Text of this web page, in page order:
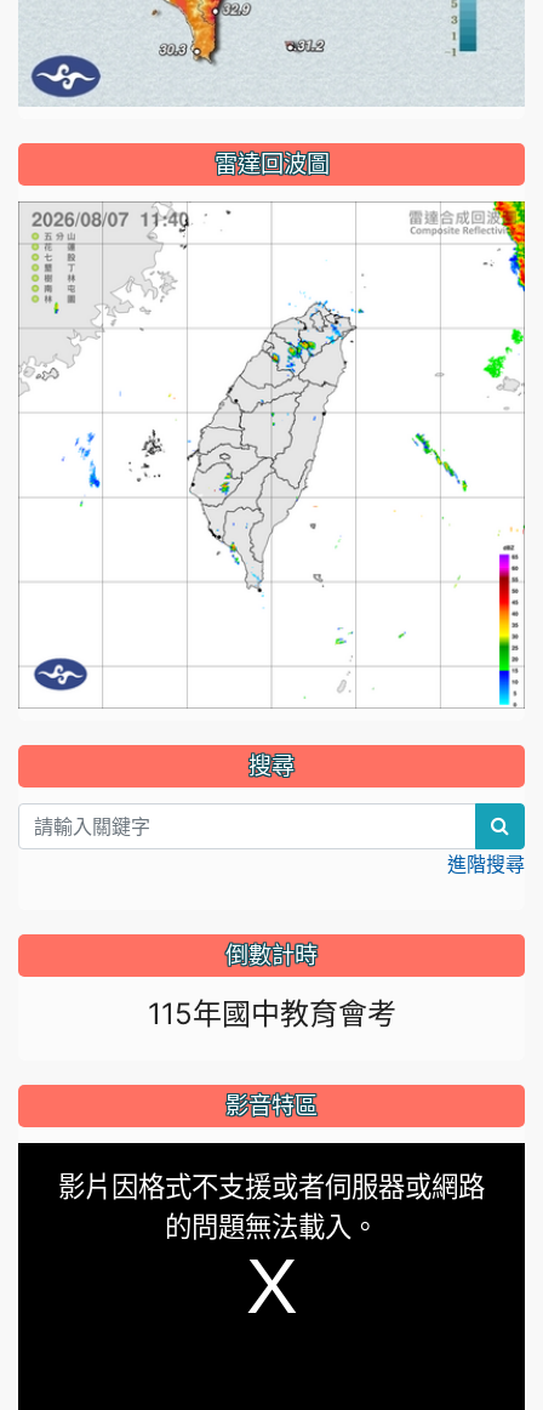
雷達回波圖
::: 搜尋
進階搜尋
倒數計時
115年國中教育會考
影音特區
影片因格式不支援或者伺服器或網路
的問題無法載入。